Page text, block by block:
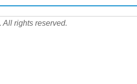
rights reserved.